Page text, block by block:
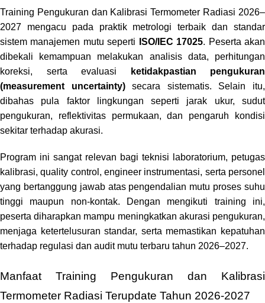
Training Pengukuran dan Kalibrasi Termometer Radiasi 2026–
2027 mengacu pada praktik metrologi terbaik dan standar
sistem manajemen mutu seperti
ISO/IEC 17025. Peserta akan
dibekali kemampuan melakukan analisis data, perhitungan
koreksi, serta evaluasi
ketidakpastian pengukuran
(measurement uncertainty)secara sistematis. Selain itu,
dibahas pula faktor lingkungan seperti jarak ukur, sudut
pengukuran, reflektivitas permukaan, dan pengaruh kondisi
sekitar terhadap akurasi.
Program ini sangat relevan bagi teknisi laboratorium, petugas
kalibrasi, quality control, engineer instrumentasi, serta personel
yang bertanggung jawab atas pengendalian mutu proses suhu
tinggi maupun non-kontak. Dengan mengikuti training ini,
peserta diharapkan mampu meningkatkan akurasi pengukuran,
menjaga ketertelusuran standar, serta memastikan kepatuhan
terhadap regulasi dan audit mutu terbaru tahun 2026–2027.
Manfaat Training Pengukuran dan Kalibrasi
Termometer Radiasi Terupdate Tahun 2026-2027